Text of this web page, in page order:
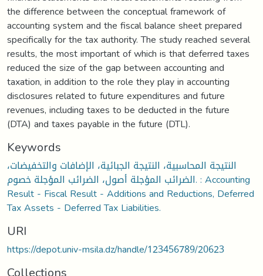
the difference between the conceptual framework of
accounting system and the fiscal balance sheet prepared
specifically for the tax authority. The study reached several
results, the most important of which is that deferred taxes
reduced the size of the gap between accounting and
taxation, in addition to the role they play in accounting
disclosures related to future expenditures and future
revenues, including taxes to be deducted in the future
(DTA) and taxes payable in the future (DTL).
Keywords
النتيجة المحاسبية، النتيجة الجبائية، الإضافات والتخفيضات،
الضرائب المؤجلة أصول، الضرائب المؤجلة خصوم. : Accounting
Result - Fiscal Result - Additions and Reductions, Deferred
Tax Assets - Deferred Tax Liabilities.
URI
https://depot.univ-msila.dz/handle/123456789/20623